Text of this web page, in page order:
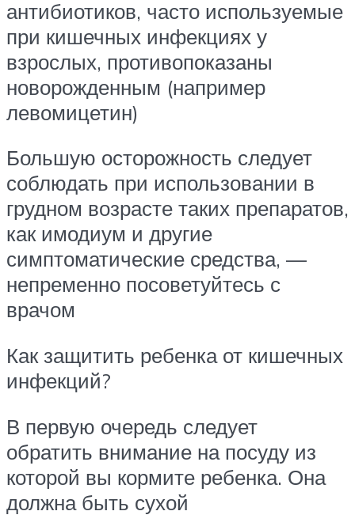
антибиотиков, часто используемые
при кишечных инфекциях у
взрослых, противопоказаны
новорожденным (например
левомицетин)
Большую осторожность следует
соблюдать при использовании в
грудном возрасте таких препаратов,
как имодиум и другие
симптоматические средства, —
непременно посоветуйтесь с
врачом
Как защитить ребенка от кишечных
инфекций?
В первую очередь следует
обратить внимание на посуду из
которой вы кормите ребенка. Она
должна быть сухой